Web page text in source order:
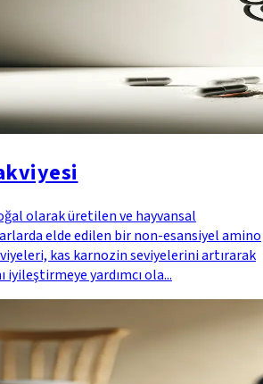
olarak üretilen ve hayvansal
elde edilen bir non-esansiyel amino
kas karnozin seviyelerini artırarak
iyileştirmeye yardımcı ola...